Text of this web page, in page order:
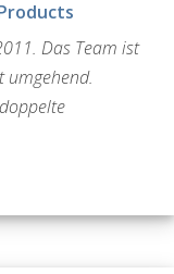
Das Team ist
umgehend.